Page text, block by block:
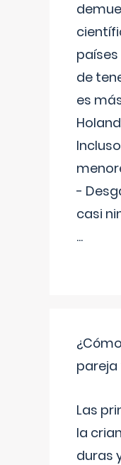
de
es
-
casi
...
pareja
Las
la
duras